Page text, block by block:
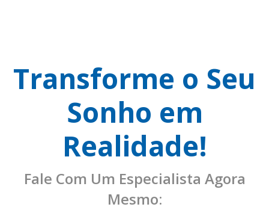
Transforme o Seu
Sonho em
Realidade!
Fale Com Um Especialista Agora
Mesmo: